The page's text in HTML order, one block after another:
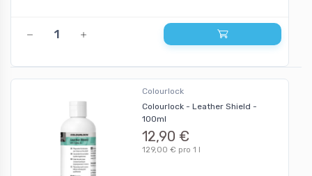
Colourlock
Colourlock - Leather Shield -
100ml
12,90 €
129,00 € pro 1 l